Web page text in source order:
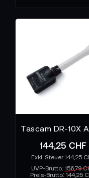
144,25 CHF
144,25
UVP-Brutto:156,79
Preis-Brutto: 144,25